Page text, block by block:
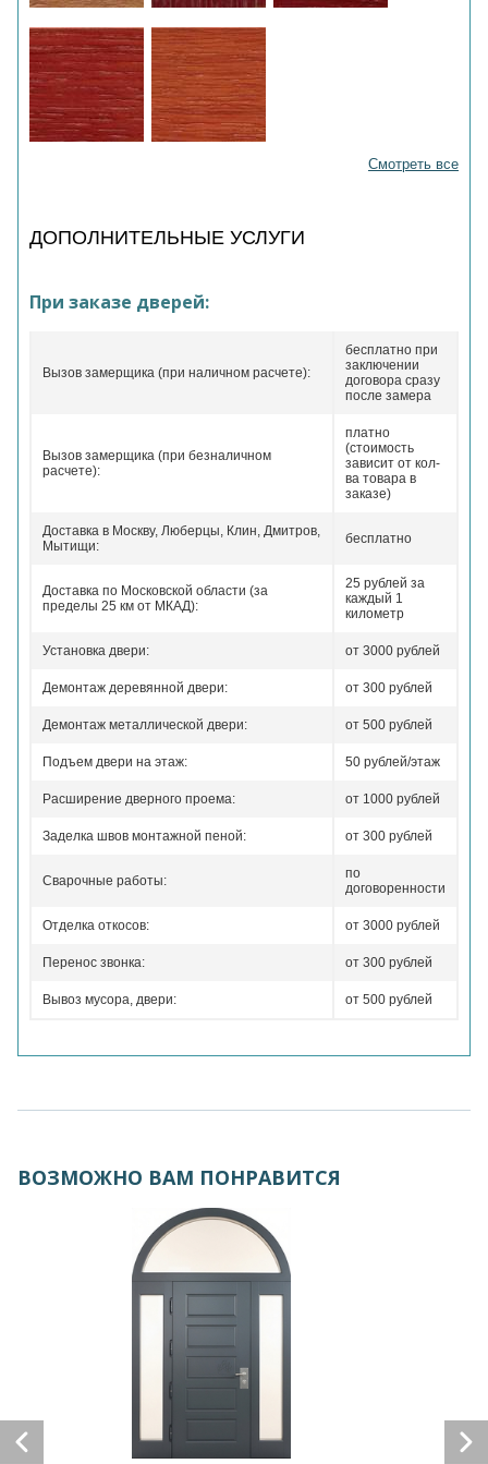
Смотреть все
ДОПОЛНИТЕЛЬНЫЕ УСЛУГИ
При заказе дверей:
Вызов замерщика (при наличном расчете):
бесплатно при
заключении
договора сразу
после замера
Вызов замерщика (при безналичном
расчете):
платно
(стоимость
зависит от кол-
ва товара в
заказе)
Доставка в Москву, Люберцы, Клин, Дмитров,
Мытищи:
бесплатно
Доставка по Московской области (за
пределы 25 км от МКАД):
25 рублей за
каждый 1
километр
Установка двери: от 3000 рублей
Демонтаж деревянной двери: от 300 рублей
Демонтаж металлической двери: от 500 рублей
Подъем двери на этаж: 50 рублей/этаж
Расширение дверного проема: от 1000 рублей
Заделка швов монтажной пеной: от 300 рублей
Сварочные работы:
по
договоренности
Отделка откосов: от 3000 рублей
Перенос звонка: от 300 рублей
Вывоз мусора, двери: от 500 рублей
ВОЗМОЖНО ВАМ ПОНРАВИТСЯ